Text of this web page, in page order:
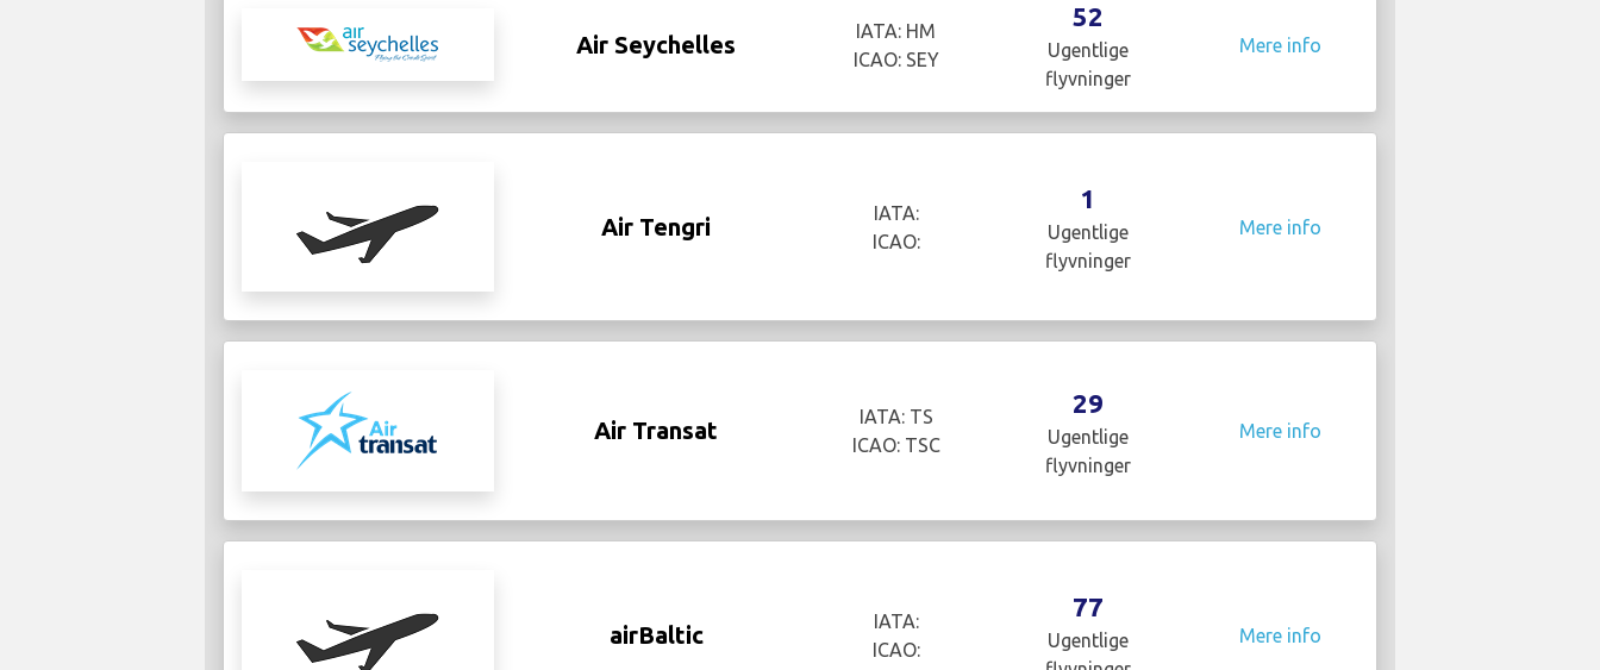
Air Seychelles
IATA: HM
ICAO: SEY
52
Ugentlige
flyvninger
Mere info
Air Tengri
IATA:
ICAO:
1
Ugentlige
flyvninger
Mere info
Air Transat
IATA: TS
ICAO: TSC
29
Ugentlige
flyvninger
Mere info
airBaltic
IATA:
ICAO:
77
Ugentlige
Mere info